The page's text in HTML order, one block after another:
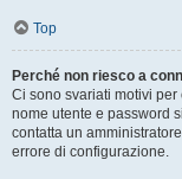
Top
Perché non riesco a
Ci sono svariati motivi
nome utente e password
contatta un
errore di configurazione.